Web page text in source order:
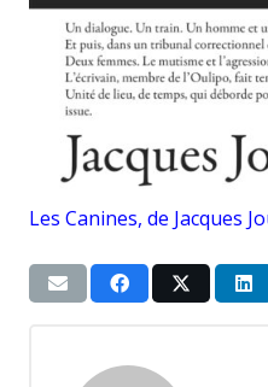
Les Canines, de Jacques